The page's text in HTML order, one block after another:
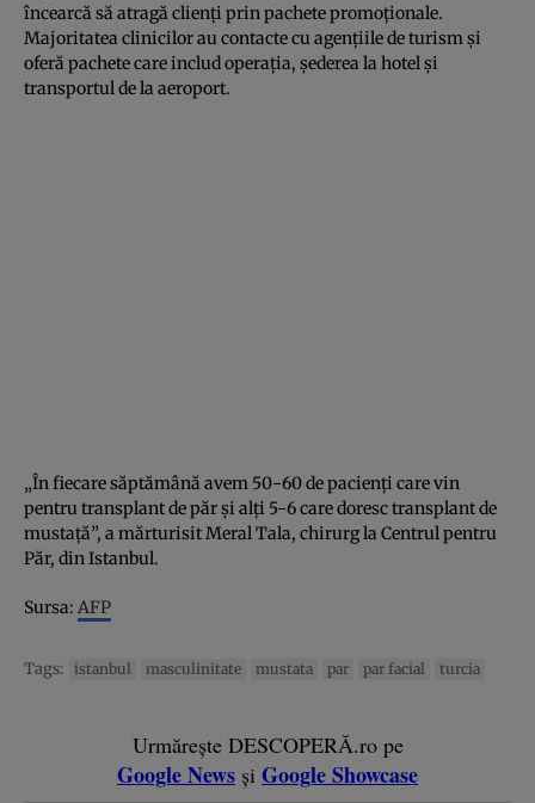
încearcă să atragă clienţi prin pachete promoţionale.
Majoritatea clinicilor au contacte cu agenţiile de turism şi
oferă pachete care includ operaţia, şederea la hotel şi
transportul de la aeroport.
„În fiecare săptămână avem 50-60 de pacienţi care vin
pentru transplant de păr şi alţi 5-6 care doresc transplant de
mustaţă”, a mărturisit Meral Tala, chirurg la Centrul pentru
Păr, din Istanbul.
Sursa: AFP
Tags: istanbul masculinitate mustata par par facial turcia
Urmărește DESCOPERĂ.ro pe
Google News și Google Showcase